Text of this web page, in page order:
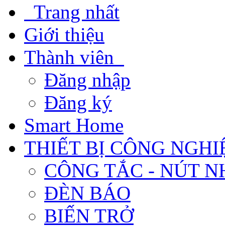
Trang nhất
Giới thiệu
Thành viên
Đăng nhập
Đăng ký
Smart Home
THIẾT BỊ CÔNG
CÔNG TẮC - NÚT
ĐÈN BÁO
BIẾN TRỞ